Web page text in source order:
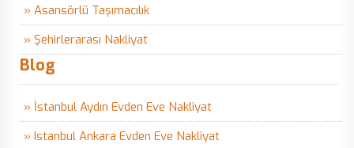
» Asansörlü Taşımacılık
» Şehirlerarası Nakliyat
Blog
» İstanbul Aydın Evden Eve Nakliyat
» Istanbul Ankara Evden Eve Nakliyat